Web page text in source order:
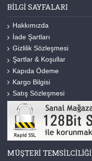
BILGI SAYFALARI
Hakkımızda
İade Şartları
Gizlilik Sözleşmesi
Şartlar & Koşullar
Kapıda Ödeme
Kargo Bilgisi
Satış Sözleşmesi
MÜŞTERI TEMSILCILIĞI